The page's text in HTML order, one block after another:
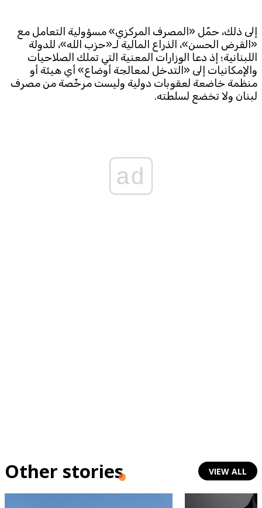
إلى ذلك، حمّل «المصرف المركزي» مسؤولية التعامل مع
«القرض الحسن»، الذراع المالية لـ«حزب الله»، للدولة
اللبنانية؛ إذ دعا الوزارات المعنية التي تملك الصلاحيات
والإمكانيات إلى «التدخل لمعالجة أوضاع» أي هيئة أو
منظمة خاضعة لعقوبات دولية وليست مرخّصة من مصرف
لبنان ولا تخضع لسلطته.
ad
Other stories VIEW ALL